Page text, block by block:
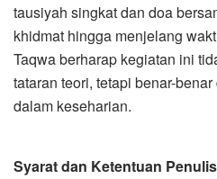
tausiyah singkat dan doa
khidmat hingga menjelang
Taqwa berharap kegiatan ini
tataran teori, tetapi benar-
dalam keseharian.
Syarat dan Ketentuan